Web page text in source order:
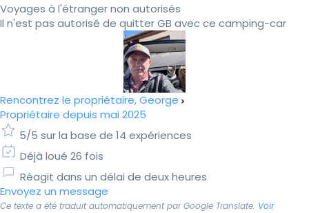
Voyages à l'étranger non autorisés
Il n'est pas autorisé de quitter GB avec ce camping-car
Rencontrez le propriétaire, George
Propriétaire depuis mai 2025
5/5 sur la base de 14 expériences
Déjà loué 26 fois
Réagit dans un délai de deux heures
Envoyez un message
Ce texte a été traduit automatiquement par Google Translate. Voir